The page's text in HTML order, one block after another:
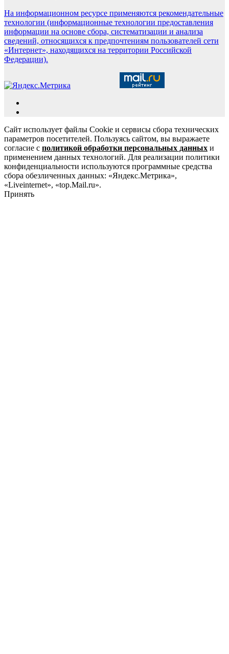
На информационном ресурсе применяются рекомендательные
технологии (информационные технологии предоставления
информации на основе сбора, систематизации и анализа
сведений, относящихся к предпочтениям пользователей сети
«Интернет», находящихся на территории Российской
Федерации).
Сайт использует файлы Cookie и сервисы сбора технических
параметров посетителей. Пользуясь сайтом, вы выражаете
согласие с политикой обработки персональных данных и
применением данных технологий. Для реализации политики
конфиденциальности используются программные средства
сбора обезличенных данных: «Яндекс.Метрика»,
«Liveinternet», «top.Mail.ru».
Принять